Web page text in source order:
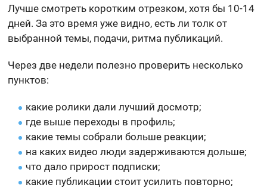
Лучше смотреть коротким отрезком, хотя бы 10-14
дней. За это время уже видно, есть ли толк от
выбранной темы, подачи, ритма публикаций.
Через две недели полезно проверить несколько
пунктов:
какие ролики дали лучший досмотр;
где выше переходы в профиль;
какие темы собрали больше реакции;
на каких видео люди задерживаются дольше;
что дало прирост подписки;
какие публикации стоит усилить повторно;